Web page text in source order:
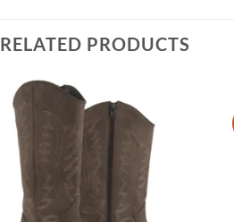
RELATED PRODUCTS